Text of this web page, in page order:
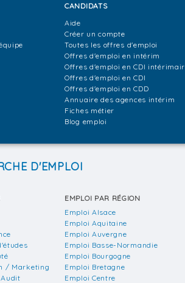
CANDIDATS
Aide
Créer un compte
Toutes les offres d'emploi
Offres d'emploi en intérim
Offres d'emploi en CDI
Offres d'emploi en CDI
Offres d'emploi en CDD
Annuaire des agences intérim
Fiches métier
Blog emploi
D'EMPLOI
/ Marketing
EMPLOI PAR RÉGION
Emploi Alsace
Emploi Aquitaine
Emploi Auvergne
Emploi Basse-Normandie
Emploi Bourgogne
Emploi Bretagne
Emploi Centre